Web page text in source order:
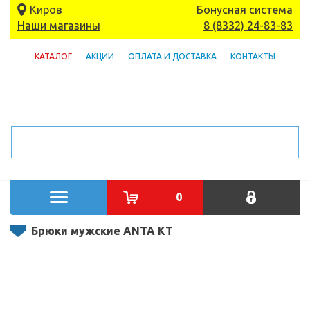
Киров
Наши магазины
Бонусная система
8 (8332) 24-83-83
КАТАЛОГ АКЦИИ ОПЛАТА И ДОСТАВКА КОНТАКТЫ
0
Брюки мужские ANTA KT